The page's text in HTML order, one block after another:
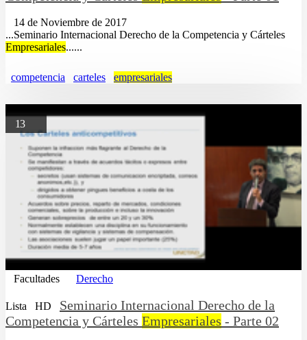
14 de Noviembre de 2017
...Seminario Internacional Derecho de la Competencia y Cárteles
Empresariales......
competencia carteles empresariales
13
Facultades Derecho
Lista HD
Seminario Internacional Derecho de la
Competencia y Cárteles Empresariales - Parte 02